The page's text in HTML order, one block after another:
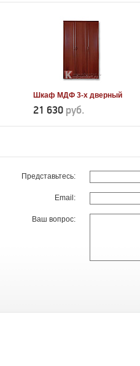
Шкаф МДФ 3-х дверный
21 630 руб.
Представьтесь:
Email:
Ваш вопрос: